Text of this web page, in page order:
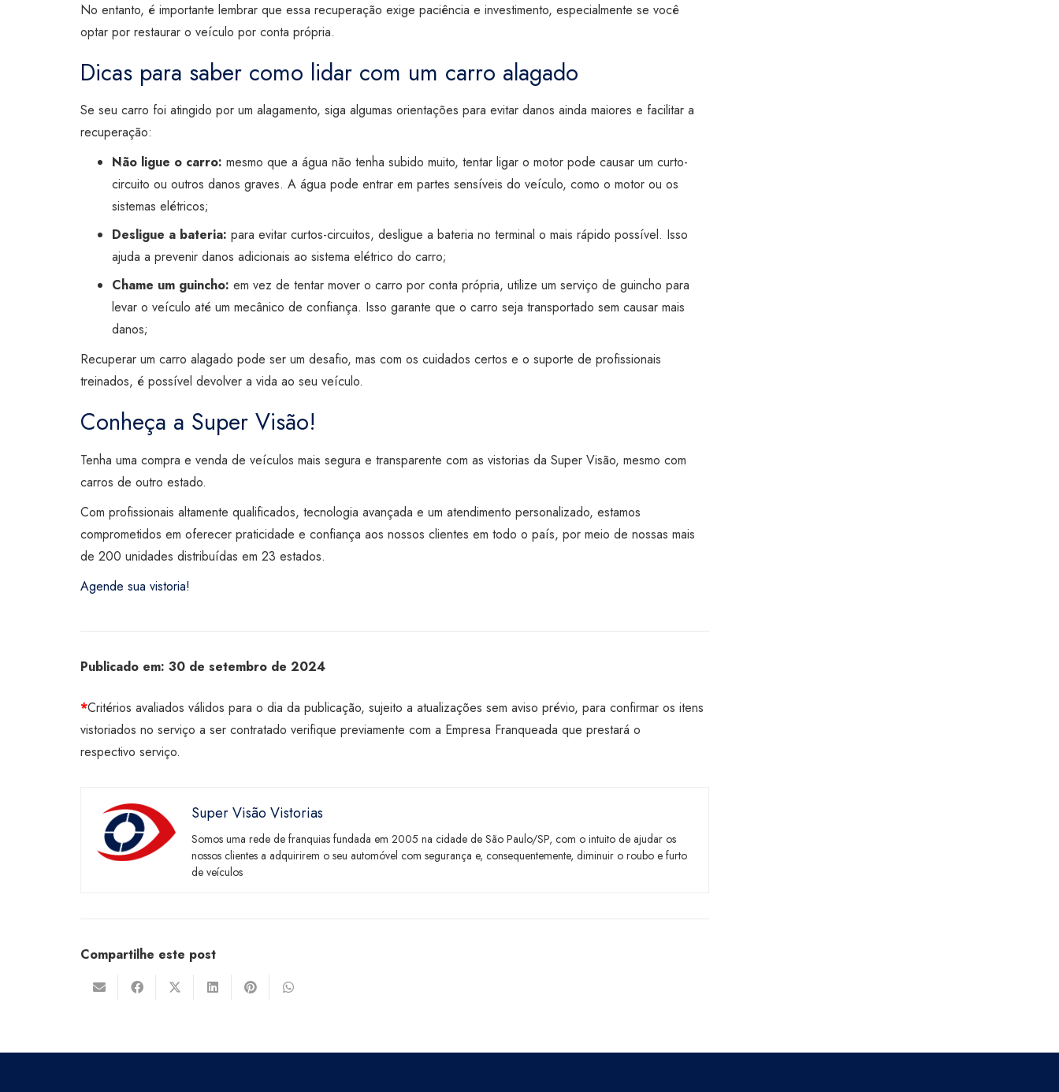
No entanto, é importante lembrar que essa recuperação exige paciência e investimento, especialmente se você
optar por restaurar o veículo por conta própria.
Dicas para saber como lidar com um carro alagado
Se seu carro foi atingido por um alagamento, siga algumas orientações para evitar danos ainda maiores e facilitar a
recuperação:
Não ligue o carro: mesmo que a água não tenha subido muito, tentar ligar o motor pode causar um curto-
circuito ou outros danos graves. A água pode entrar em partes sensíveis do veículo, como o motor ou os
sistemas elétricos;
Desligue a bateria: para evitar curtos-circuitos, desligue a bateria no terminal o mais rápido possível. Isso
ajuda a prevenir danos adicionais ao sistema elétrico do carro;
Chame um guincho: em vez de tentar mover o carro por conta própria, utilize um serviço de guincho para
levar o veículo até um mecânico de confiança. Isso garante que o carro seja transportado sem causar mais
danos;
Recuperar um carro alagado pode ser um desafio, mas com os cuidados certos e o suporte de profissionais
treinados, é possível devolver a vida ao seu veículo.
Conheça a Super Visão!
Tenha uma compra e venda de veículos mais segura e transparente com as vistorias da Super Visão, mesmo com
carros de outro estado.
Com profissionais altamente qualificados, tecnologia avançada e um atendimento personalizado, estamos
comprometidos em oferecer praticidade e confiança aos nossos clientes em todo o país, por meio de nossas mais
de 200 unidades distribuídas em 23 estados.
Agende sua vistoria!
Publicado em: 30 de setembro de 2024
*Critérios avaliados válidos para o dia da publicação, sujeito a atualizações sem aviso prévio, para confirmar os itens
vistoriados no serviço a ser contratado verifique previamente com a Empresa Franqueada que prestará o
respectivo serviço.
Super Visão Vistorias
Somos uma rede de franquias fundada em 2005 na cidade de São Paulo/SP, com o intuito de ajudar os
nossos clientes a adquirirem o seu automóvel com segurança e, consequentemente, diminuir o roubo e furto
de veículos
Compartilhe este post